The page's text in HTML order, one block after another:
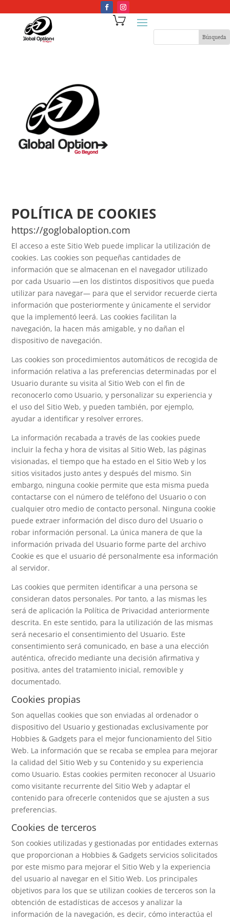
POLÍTICA DE COOKIES
https://goglobaloption.com
El acceso a este Sitio Web puede implicar la utilización de
cookies. Las cookies son pequeñas cantidades de
información que se almacenan en el navegador utilizado
por cada Usuario —en los distintos dispositivos que pueda
utilizar para navegar— para que el servidor recuerde cierta
información que posteriormente y únicamente el servidor
que la implementó leerá. Las cookies facilitan la
navegación, la hacen más amigable, y no dañan el
dispositivo de navegación.
Las cookies son procedimientos automáticos de recogida de
información relativa a las preferencias determinadas por el
Usuario durante su visita al Sitio Web con el fin de
reconocerlo como Usuario, y personalizar su experiencia y
el uso del Sitio Web, y pueden también, por ejemplo,
ayudar a identificar y resolver errores.
La información recabada a través de las cookies puede
incluir la fecha y hora de visitas al Sitio Web, las páginas
visionadas, el tiempo que ha estado en el Sitio Web y los
sitios visitados justo antes y después del mismo. Sin
embargo, ninguna cookie permite que esta misma pueda
contactarse con el número de teléfono del Usuario o con
cualquier otro medio de contacto personal. Ninguna cookie
puede extraer información del disco duro del Usuario o
robar información personal. La única manera de que la
información privada del Usuario forme parte del archivo
Cookie es que el usuario dé personalmente esa información
al servidor.
Las cookies que permiten identificar a una persona se
consideran datos personales. Por tanto, a las mismas les
será de aplicación la Política de Privacidad anteriormente
descrita. En este sentido, para la utilización de las mismas
será necesario el consentimiento del Usuario. Este
consentimiento será comunicado, en base a una elección
auténtica, ofrecido mediante una decisión afirmativa y
positiva, antes del tratamiento inicial, removible y
documentado.
Cookies propias
Son aquellas cookies que son enviadas al ordenador o
dispositivo del Usuario y gestionadas exclusivamente por
Hobbies & Gadgets para el mejor funcionamiento del Sitio
Web. La información que se recaba se emplea para mejorar
la calidad del Sitio Web y su Contenido y su experiencia
como Usuario. Estas cookies permiten reconocer al Usuario
como visitante recurrente del Sitio Web y adaptar el
contenido para ofrecerle contenidos que se ajusten a sus
preferencias.
Cookies de terceros
Son cookies utilizadas y gestionadas por entidades externas
que proporcionan a Hobbies & Gadgets servicios solicitados
por este mismo para mejorar el Sitio Web y la experiencia
del usuario al navegar en el Sitio Web. Los principales
objetivos para los que se utilizan cookies de terceros son la
obtención de estadísticas de accesos y analizar la
información de la navegación, es decir, cómo interactúa el